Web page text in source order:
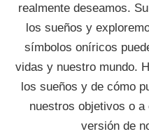
realmente deseamos.
los sueños y
símbolos oníricos
vidas y nuestro mundo.
los sueños y de cómo
nuestros objetivos o
versión de